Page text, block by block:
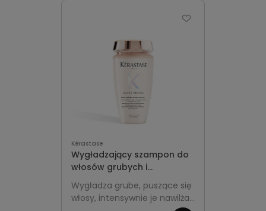
Kérastase
Wygładzający szampon do
włosów grubych i
puszących się - Kérastase
Gloss Absolu Bain Crème
Hydra-Glaze
Wygładza grube, puszące się
włosy, intensywnie je nawilża i